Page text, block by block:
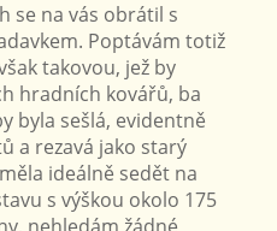
se na vás obrátil s
Poptávám totiž
takovou, jež by
hradních kovářů, ba
byla sešlá, evidentně
a rezavá jako starý
ideálně sedět na
s výškou okolo 175